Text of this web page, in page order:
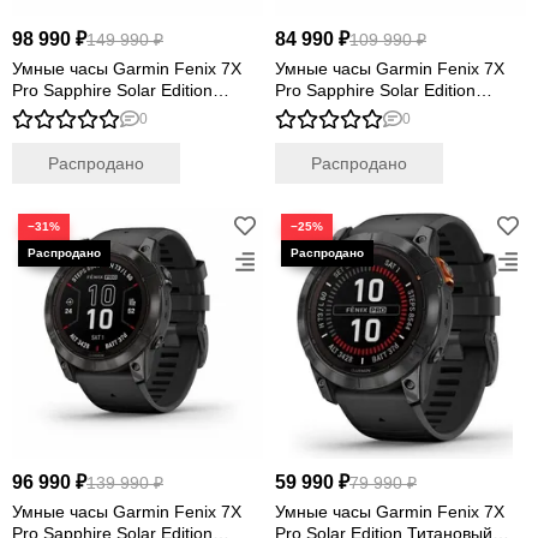
Vivosmart
Swim
Lily
Approach
Подборки
98 990 ₽149 990 ₽
Умные часы Garmin Fenix 7X
Pro Sapphire Solar Edition
Титановый корпус с дымчато-
серым оранжевым ремешком
0
Распродано
84 990 ₽109 990 ₽
Умные часы Garmin Fenix 7X
Pro Sapphire Solar Edition
Титановый угольно-серый
корпус с DLC-покрытием и
титановым браслетом
0
Распродано
−31%
96 990 ₽139 990 ₽
Умные часы Garmin Fenix 7X
Pro Sapphire Solar Edition
−25%
59 990 ₽79 990 ₽
Умные часы Garmin Fenix 7X
Pro Solar Edition Титановый